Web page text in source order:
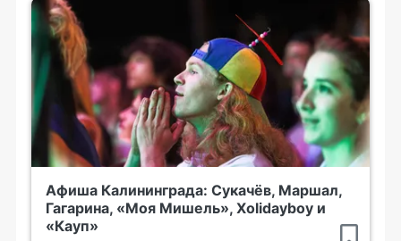
Афиша Калининграда: Сукачёв, Маршал,
Гагарина, «Моя Мишель», Xolidayboy и
«Кауп»